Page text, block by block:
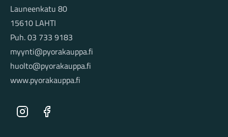
Launeenkatu 80
15610 LAHTI
Puh. 03 733 9183
myynti@pyorakauppa.fi
huolto@pyorakauppa.fi
www.pyorakauppa.fi
Instagram Facebook